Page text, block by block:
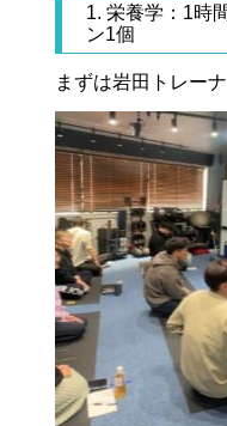
1. 栄養学：1時
ン1個
まずは岩田トレー